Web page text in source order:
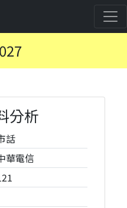
分析
話
華電信